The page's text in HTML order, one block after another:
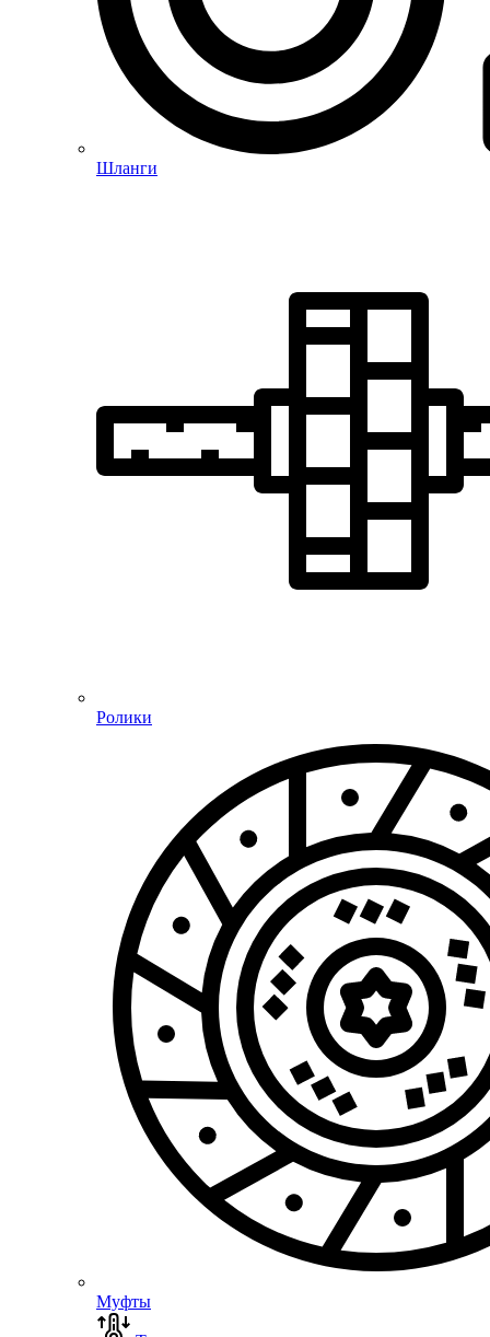
Шланги
Ролики
Муфты